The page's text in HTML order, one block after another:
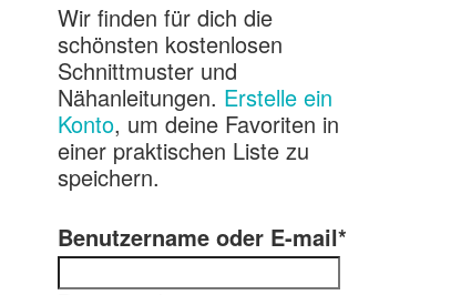
Wir finden für dich die
schönsten kostenlosen
Schnittmuster und
Nähanleitungen. Erstelle ein
Konto, um deine Favoriten in
einer praktischen Liste zu
speichern.
Benutzername oder E-mail*